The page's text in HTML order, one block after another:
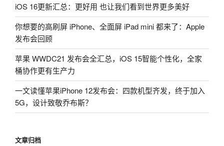
iOS 16更新汇总：更好用 也让我们看到世界更多美好
你想要的高刷屏 iPhone、全面屏 iPad mini 都来了：Apple
发布会回顾
苹果 WWDC21 发布会全汇总，iOS 15智能个性化，全家
桶协作更有生产力
一文读懂苹果iPhone 12发布会：四款机型齐发，终于加入
5G，设计致敬乔布斯？
文章归档